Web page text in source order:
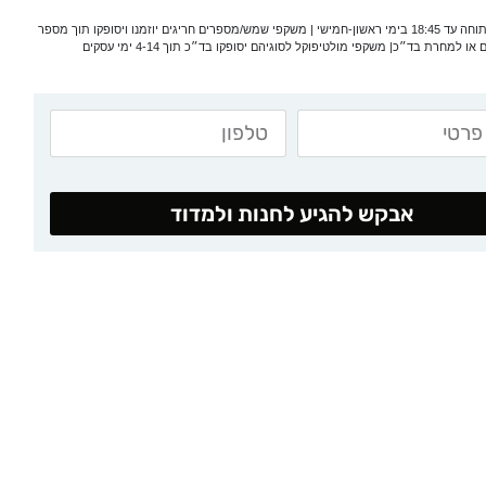
*המעבדה פתוחה עד 18:45 בימי ראשון-חמישי | משקפי שמש/מספרים חריגים יוזמנו ויסופקו תוך מספר
או למחרת בד״כ| משקפי מולטיפוקל לסוגיהם יסופקו בד״כ תוך 4-14 ימי עסקים
אבקש להגיע לחנות ולמדוד